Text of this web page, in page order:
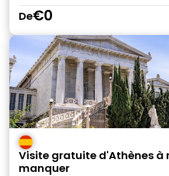
De€0
Visite gratuite d'Athènes à
manquer